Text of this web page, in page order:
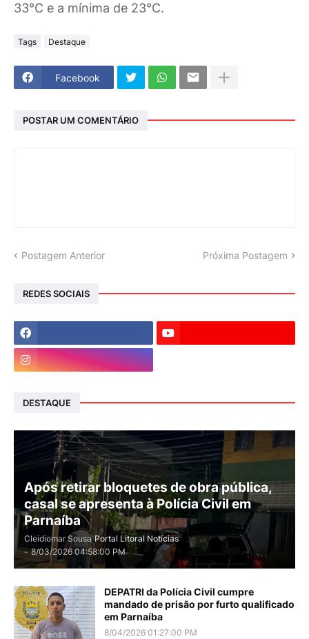
33°C e a mínima de 23°C.
Tags Destaque
Facebook
POSTAR UM COMENTÁRIO
Postagem Anterior Próxima Postagem
REDES SOCIAIS
DESTAQUE
Após retirar bloquetes de obra pública,
casal se apresenta à Polícia Civil em
Parnaíba
Cleidiomar Sousa Portal Litoral Notícias
- 8/03/2026 04:58:00 PM
DEPATRI da Polícia Civil cumpre
mandado de prisão por furto qualificado
em Parnaíba
8/04/2026 01:27:00 PM